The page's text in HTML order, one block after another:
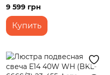
(BCL-382S/5)
9 599 грн
Купить